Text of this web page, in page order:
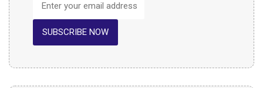
SUBSCRIBE NOW